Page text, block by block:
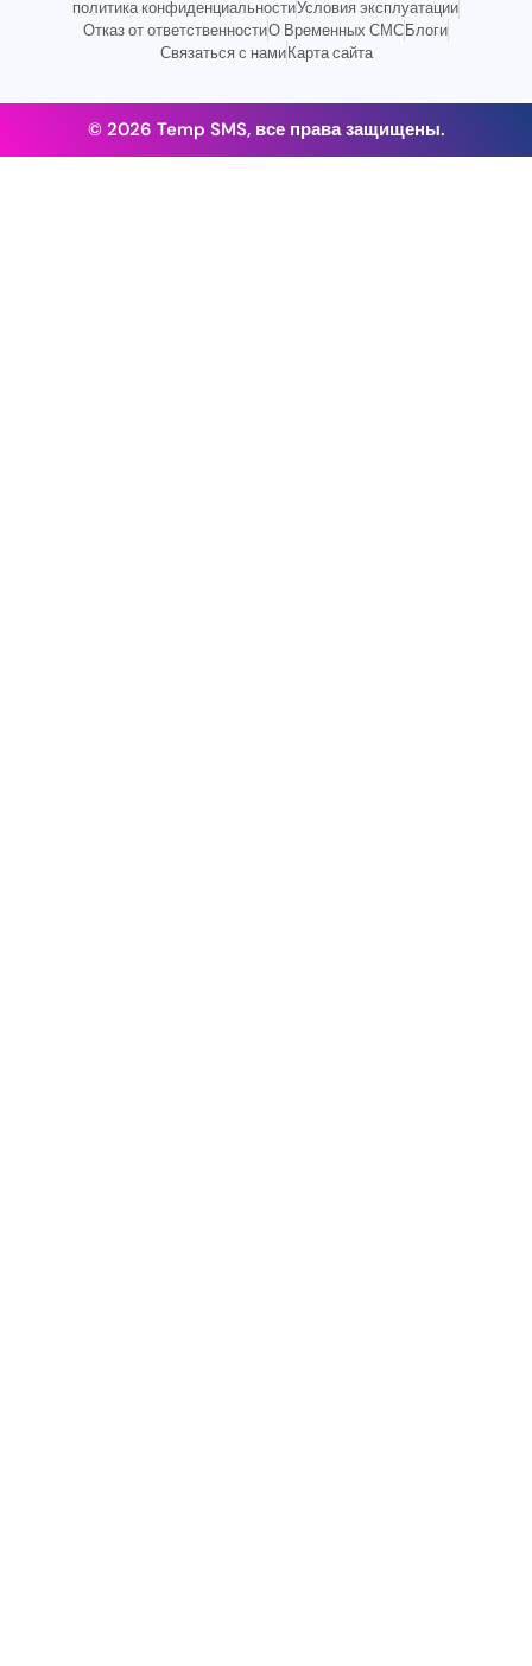
политика конфиденциальностиУсловия эксплуатации
Отказ от ответственностиО Временных СМСБлоги
Связаться с намиКарта сайта
© 2026 Temp SMS, все права защищены.